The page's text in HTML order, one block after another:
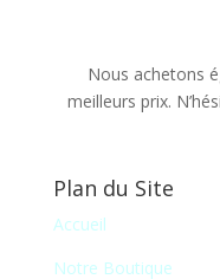
Nous achetons
meilleurs prix.
Plan du Site
Accueil
Notre Boutique